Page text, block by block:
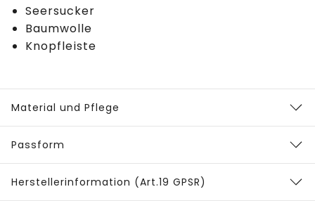
Seersucker
Baumwolle
Knopfleiste
Material und Pflege
Passform
Herstellerinformation (Art.19 GPSR)